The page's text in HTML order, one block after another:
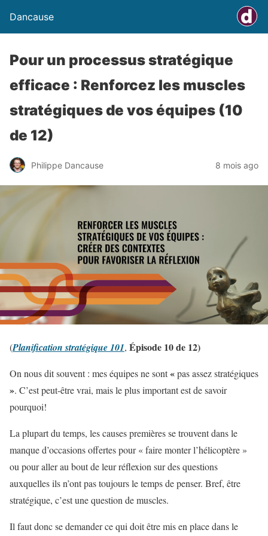
Dancause
Pour un processus stratégique
efficace : Renforcez les muscles
stratégiques de vos équipes (10
de 12)
Philippe Dancause 8 mois ago
(Planification stratégique 101, Épisode 10 de 12)
On nous dit souvent : mes équipes ne sont«pas assez stratégiques
». C’est peut-être vrai, mais le plus important est de savoir
pourquoi!
La plupart du temps, les causes premières se trouvent dans le
manque d’occasions offertes pour « faire monter l’hélicoptère »
ou pour aller au bout de leur réflexion sur des questions
auxquelles ils n’ont pas toujours le temps de penser. Bref, être
stratégique, c’est une question de muscles.
Il faut donc se demander ce qui doit être mis en place dans le